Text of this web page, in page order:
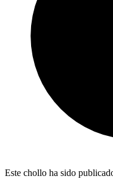
Este chollo ha sido